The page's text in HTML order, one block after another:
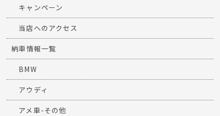
キャンペーン
当店へのアクセス
納車情報一覧
BMW
アウディ
アメ車-その他